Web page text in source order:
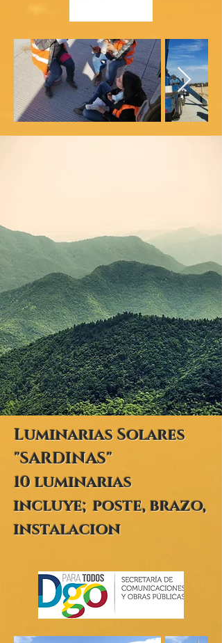
Luminarias Solares
"SARDINAS"
10 luminarias
incluye; poste, brazo,
instalacion